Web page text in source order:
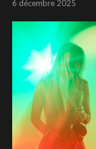
6 décembre 2025